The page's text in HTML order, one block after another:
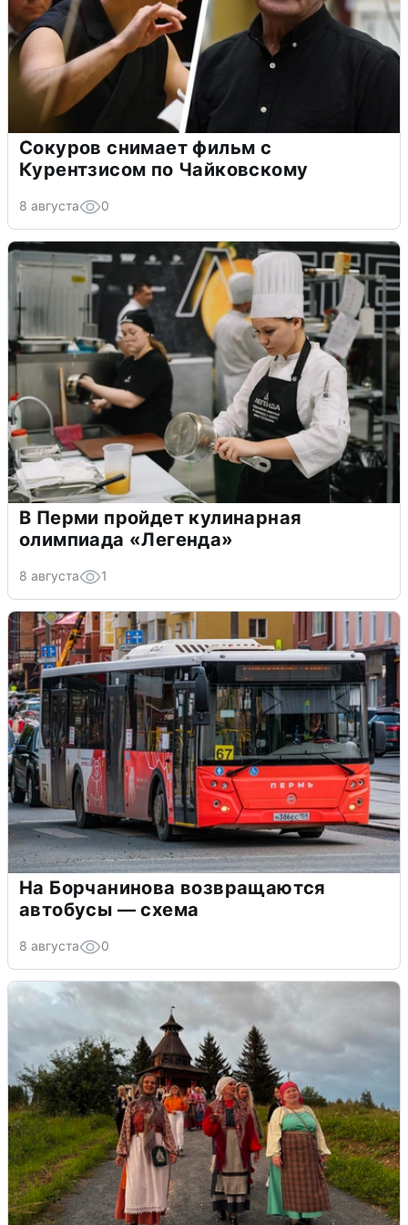
Сокуров снимает фильм с
Курентзисом по Чайковскому
8 августа 0
В Перми пройдет кулинарная
олимпиада «Легенда»
8 августа 1
На Борчанинова возвращаются
автобусы — схема
8 августа 0